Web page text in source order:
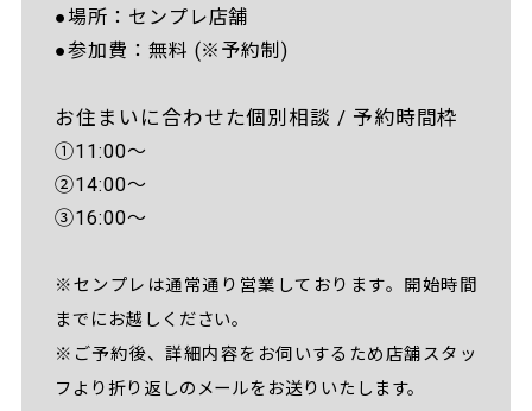
●場所：センプレ店舗
●参加費：無料 (※予約制)
お住まいに合わせた個別相談 / 予約時間枠
①11:00～
②14:00～
③16:00～
※センプレは通常通り営業しております。開始時間
までにお越しください。
※ご予約後、詳細内容をお伺いするため店舗スタッ
フより折り返しのメールをお送りいたします。